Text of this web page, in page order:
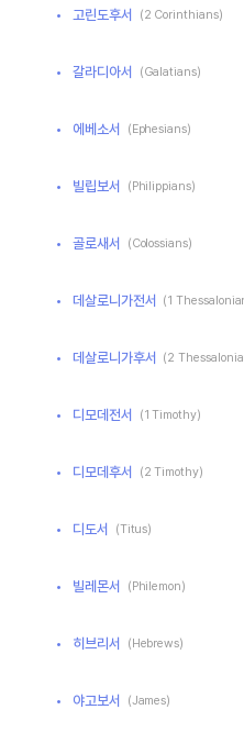
고린도후서 (2 Corinthians)
갈라디아서 (Galatians)
에베소서 (Ephesians)
빌립보서 (Philippians)
골로새서 (Colossians)
데살로니가전서 (1
데살로니가후서 (2
디모데전서 (1 Timothy)
디모데후서 (2 Timothy)
디도서 (Titus)
빌레몬서 (Philemon)
히브리서 (Hebrews)
야고보서 (James)